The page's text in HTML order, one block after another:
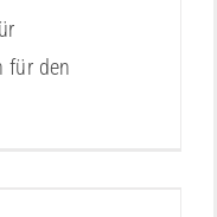
für den